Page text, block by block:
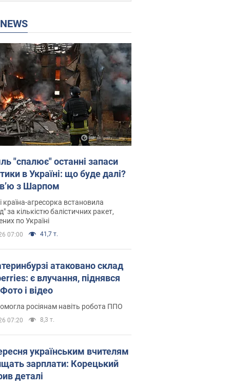
NEWS
"спалює" останні запаси
в Україні: що буде далі?
з Шарпом
країна-агресорка встановила
за кількістю балістичних ракет,
по Україні
07:00 41,7 т.
атаковано склад
є влучання, піднявся
і відео
росіянам навіть робота ППО
07:20 8,3 т.
українським вчителям
зарплати: Корецький
деталі